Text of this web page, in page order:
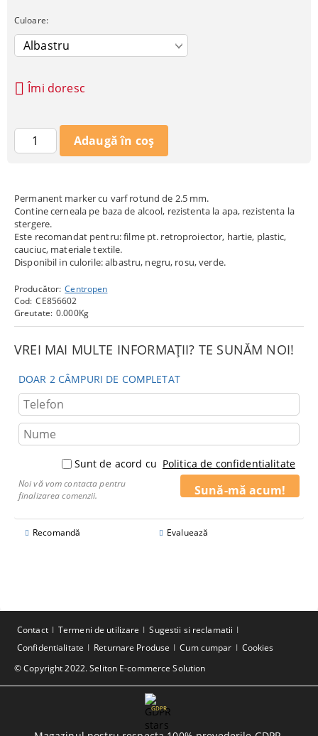
Permanent marker cu varf rotund de 2.5 mm.
Contine cerneala pe baza de alcool, rezistenta la apa, rezistenta la
stergere.
Este recomandat pentru: filme pt. retroproiector, hartie, plastic,
cauciuc, materiale textile.
Disponibil in culorile: albastru, negru, rosu, verde.
Producător: Centropen
Cod: CE856602
Greutate: 0.000Kg
VREI MAI MULTE INFORMAȚII? TE SUNĂM NOI!
DOAR 2 CÂMPURI DE COMPLETAT
Sunt de acord cu Politica de confidentialitate
Noi vă vom contacta pentru
finalizarea comenzii.
Recomandă Evaluează
Culoare:
Îmi doresc
© Copyright 2022. Seliton E-commerce Solution
Contact Termeni de utilizare
Sugestii si reclamatii
Confidentialitate
Returnare Produse Cum cumpar Cookies
GDPR